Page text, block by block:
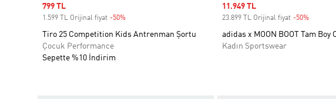
Sale price
799 TL
1.599 TL Orijinal fiyat -50%
Tiro 25 Competition Kids Antrenman Şortu
Çocuk Performance
Sepette %10 İndirim
Sale price
11.949 TL
23.899 TL Orijinal fiyat -50%Discount
adidas x MOON BOOT Tam Boy
Kadın Sportswear